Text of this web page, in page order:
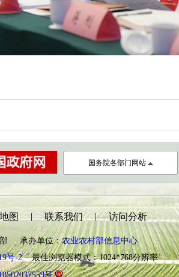
国务院各部门网站
图 | 联系我们 | 访问分析
部 承办单位：农业农村部信息中心
号-2最佳浏览器模式：1024*768分辨率
号